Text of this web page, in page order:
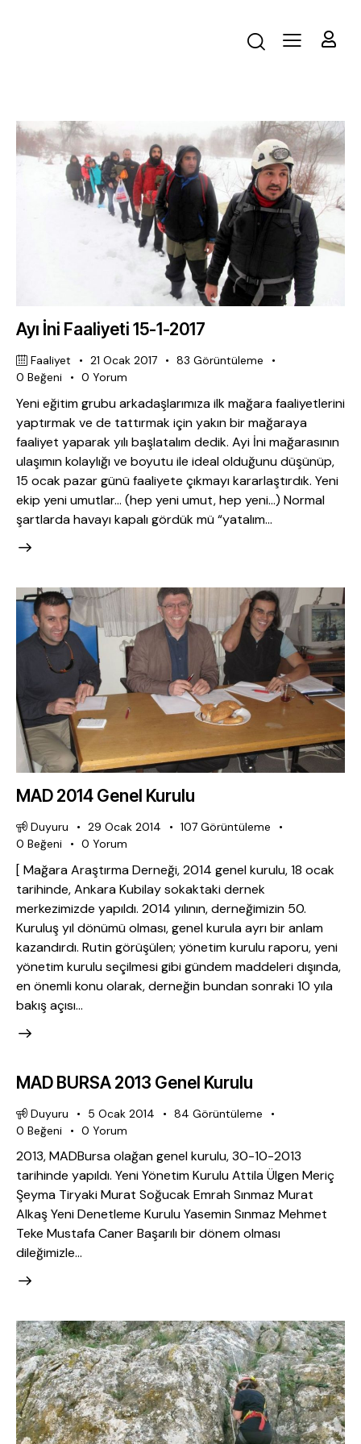
Ayı İni Faaliyeti 15-1-2017
Faaliyet 21 Ocak 2017 83 Görüntüleme
0 Beğeni 0 Yorum
Yeni eğitim grubu arkadaşlarımıza ilk mağara faaliyetlerini
yaptırmak ve de tattırmak için yakın bir mağaraya
faaliyet yaparak yılı başlatalım dedik. Ayi İni mağarasının
ulaşımın kolaylığı ve boyutu ile ideal olduğunu düşünüp,
15 ocak pazar günü faaliyete çıkmayı kararlaştırdık. Yeni
ekip yeni umutlar… (hep yeni umut, hep yeni…) Normal
şartlarda havayı kapalı gördük mü “yatalım…
MAD 2014 Genel Kurulu
Duyuru 29 Ocak 2014 107 Görüntüleme
0 Beğeni 0 Yorum
[ Mağara Araştırma Derneği, 2014 genel kurulu, 18 ocak
tarihinde, Ankara Kubilay sokaktaki dernek
merkezimizde yapıldı. 2014 yılının, derneğimizin 50.
Kuruluş yıl dönümü olması, genel kurula ayrı bir anlam
kazandırdı. Rutin görüşülen; yönetim kurulu raporu, yeni
yönetim kurulu seçilmesi gibi gündem maddeleri dışında,
en önemli konu olarak, derneğin bundan sonraki 10 yıla
bakış açısı…
MAD BURSA 2013 Genel Kurulu
Duyuru 5 Ocak 2014 84 Görüntüleme
0 Beğeni 0 Yorum
2013, MADBursa olağan genel kurulu, 30-10-2013
tarihinde yapıldı. Yeni Yönetim Kurulu Attila Ülgen Meriç
Şeyma Tiryaki Murat Soğucak Emrah Sınmaz Murat
Alkaş Yeni Denetleme Kurulu Yasemin Sınmaz Mehmet
Teke Mustafa Caner Başarılı bir dönem olması
dileğimizle…